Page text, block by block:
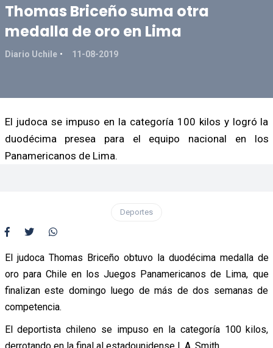
Thomas Briceño suma otra
medalla de oro en Lima
Diario Uchile 11-08-2019
El judoca se impuso en la categoría 100 kilos y logró la
duodécima presea para el equipo nacional en los
Panamericanos de Lima.
Deportes
El judoca Thomas Briceño obtuvo la duodécima medalla de
oro para Chile en los Juegos Panamericanos de Lima, que
finalizan este domingo luego de más de dos semanas de
competencia.
El deportista chileno se impuso en la categoría 100 kilos,
derrotando en la final al estadounidense L.A. Smith.